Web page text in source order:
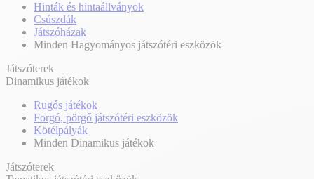
Hinták és hintaállványok
Csúszdák
Játszóházak
Minden Hagyományos játszótéri eszközök
Játszóterek
Dinamikus játékok
Rugós játékok
Forgó, pörgő játszótéri eszközök
Kötélpályák
Minden Dinamikus játékok
Játszóterek